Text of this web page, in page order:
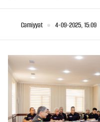
Cəmiyyət 4-09-2025, 15:09